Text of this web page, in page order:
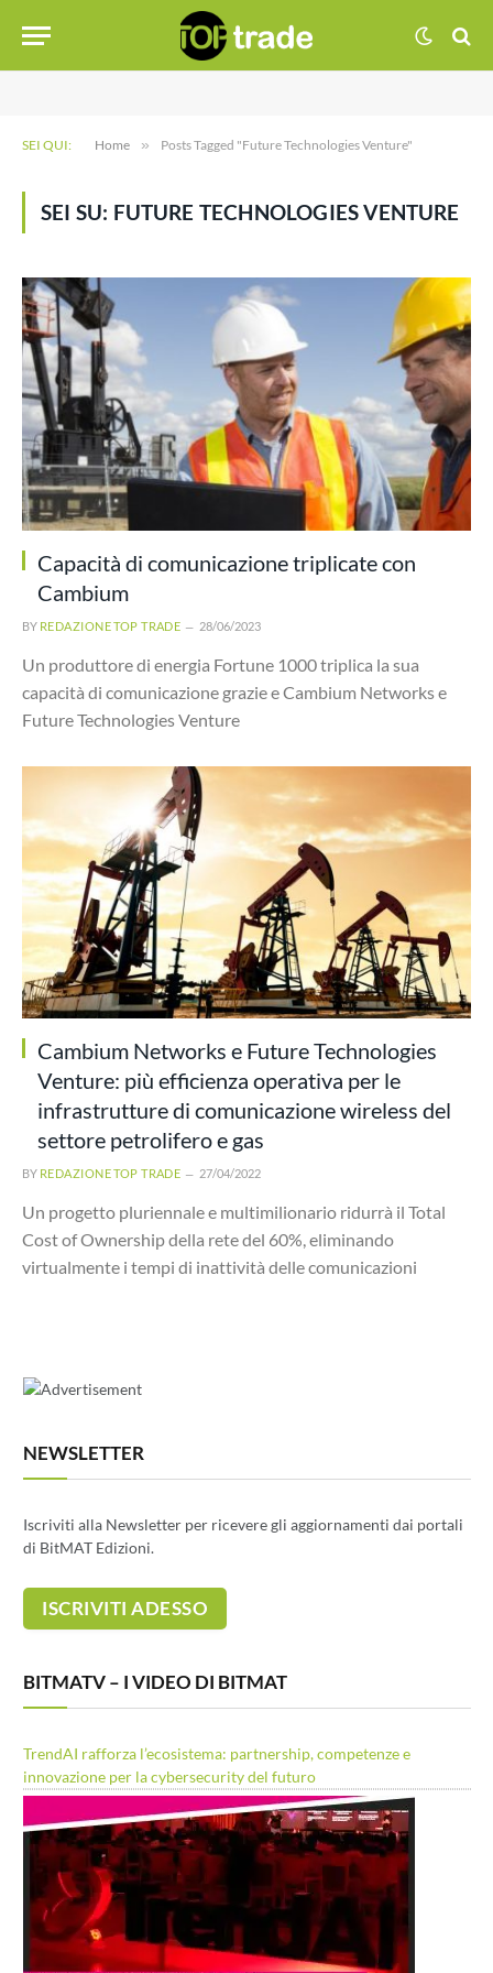
SEI QUI: Home » Posts Tagged "Future Technologies Venture"
SEI SU: FUTURE TECHNOLOGIES VENTURE
Capacità di comunicazione triplicate con
Cambium
BY REDAZIONE TOP TRADE 28/06/2023
Un produttore di energia Fortune 1000 triplica la sua
capacità di comunicazione grazie e Cambium Networks e
Future Technologies Venture
Cambium Networks e Future Technologies
Venture: più efficienza operativa per le
infrastrutture di comunicazione wireless del
settore petrolifero e gas
BY REDAZIONE TOP TRADE 27/04/2022
Un progetto pluriennale e multimilionario ridurrà il Total
Cost of Ownership della rete del 60%, eliminando
virtualmente i tempi di inattività delle comunicazioni
NEWSLETTER
Iscriviti alla Newsletter per ricevere gli aggiornamenti dai portali
di BitMAT Edizioni.
BITMATV – I VIDEO DI BITMAT
TrendAI rafforza l’ecosistema: partnership, competenze e
innovazione per la cybersecurity del futuro